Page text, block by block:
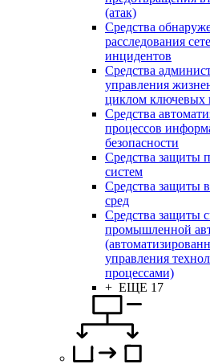
(атак)
Средства
расследования
инцидентов
Средства
управления
циклом ключевых
Средства
процессов
безопасности
Средства защиты
систем
Средства защиты
сред
Средства защиты
промышленной
управления
процессами)
+ ЕЩЕ 17